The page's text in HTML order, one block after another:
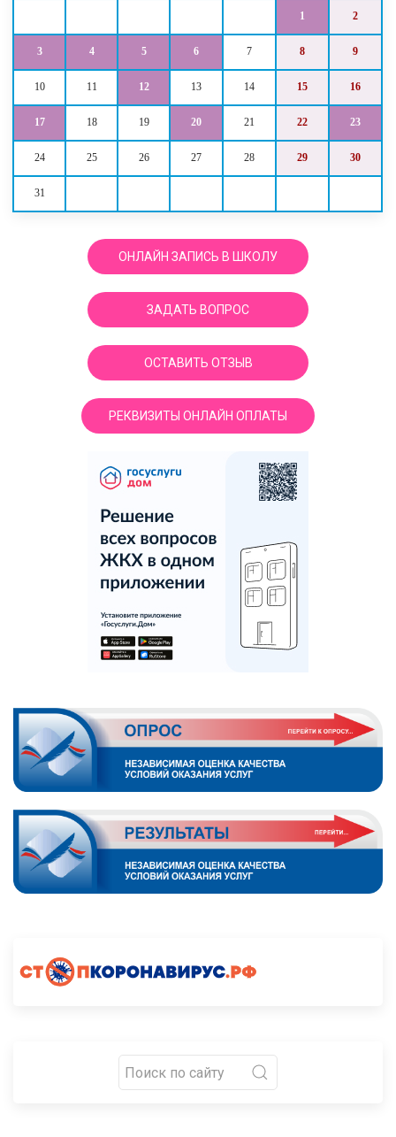
1 2
3 4 5 6 7 8 9
10 11 12 13 14 15 16
17 18 19 20 21 22 23
24 25 26 27 28 29 30
31
ОНЛАЙН ЗАПИСЬ В ШКОЛУ
ЗАДАТЬ ВОПРОС
ОСТАВИТЬ ОТЗЫВ
РЕКВИЗИТЫ ОНЛАЙН ОПЛАТЫ